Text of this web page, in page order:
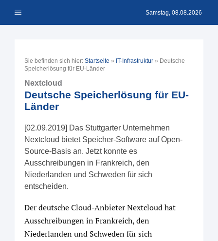
Inhalt Menü Samstag, 08.08.2026
Sie befinden sich hier: Startseite » IT-Infrastruktur » Deutsche
Speicherlösung für EU-Länder
Nextcloud
Deutsche Speicherlösung für EU-
Länder
[02.09.2019] Das Stuttgarter Unternehmen
Nextcloud bietet Speicher-Software auf Open-
Source-Basis an. Jetzt konnte es
Ausschreibungen in Frankreich, den
Niederlanden und Schweden für sich
entscheiden.
Der deutsche Cloud-Anbieter Nextcloud hat
Ausschreibungen in Frankreich, den
Niederlanden und Schweden für sich